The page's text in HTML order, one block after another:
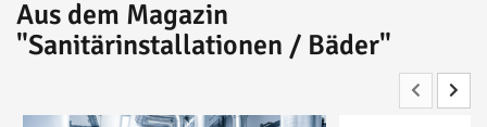
Aus dem Magazin
"Sanitärinstallationen / Bäder"